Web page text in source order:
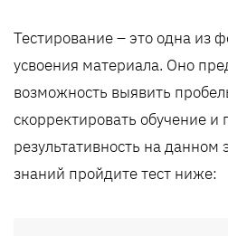
Тестирование – это одна из
усвоения материала. Оно
возможность выявить
скорректировать обучение и
результативность на данном
знаний пройдите тест ниже: